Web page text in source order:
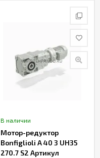
В наличии
Мотор-редуктор
Bonfiglioli A 40 3 UH35
270.7 S2 Артикул